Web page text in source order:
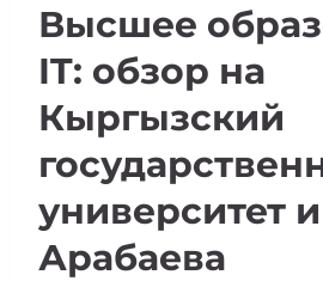
Высшее
IT: обзор на
Кыргызский
университет
Арабаева